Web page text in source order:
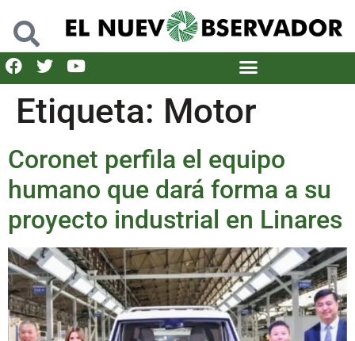
Etiqueta: Motor
Coronet perfila el equipo
humano que dará forma a su
proyecto industrial en Linares